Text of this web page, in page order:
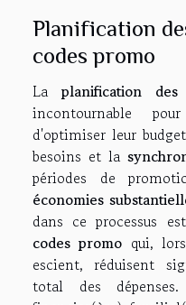
Planification
codes promo
La planification des
incontournable
d'optimiser leur
besoins et la
périodes de
économies
dans ce processus
codes promo qui,
escient, réduisent
total des